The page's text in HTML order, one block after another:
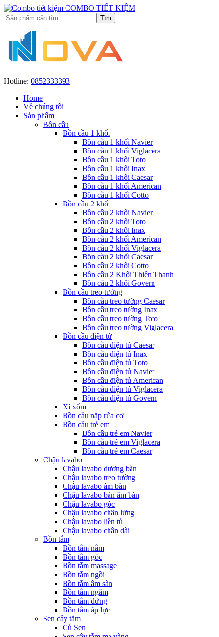
COMBO TIẾT KIỆM
Hotline: 0852333393
Home
Về chúng tôi
Sản phẩm
Bồn cầu
Bồn cầu 1 khối
Bồn cầu 1 khối Navier
Bồn cầu 1 khối Viglacera
Bồn cầu 1 khối Toto
Bồn cầu 1 khối Inax
Bồn cầu 1 khối Caesar
Bồn cầu 1 khối American
Bồn cầu 1 khối Cotto
Bồn cầu 2 khối
Bồn cầu 2 khối Navier
Bồn cầu 2 khối Toto
Bồn cầu 2 khối Inax
Bồn cầu 2 khối American
Bồn cầu 2 khối Viglacera
Bồn cầu 2 khối Caesar
Bồn cầu 2 khối Cotto
Bồn cầu 2 Khối Thiên Thanh
Bồn cầu 2 khối Govern
Bồn cầu treo tường
Bồn cầu treo tường Caesar
Bồn cầu treo tường Inax
Bồn cầu treo tường Toto
Bồn cầu treo tường Viglacera
Bồn cầu điện tử
Bồn cầu điện tử Caesar
Bồn cầu điện tử Inax
Bồn cầu điện tử Toto
Bồn cầu điện tử Navier
Bồn cầu điện tử American
Bồn cầu điện tử Viglacera
Bồn cầu điện tử Govern
Xí xổm
Bồn cầu nắp rửa cơ
Bồn cầu trẻ em
Bồn cầu trẻ em Navier
Bồn cầu trẻ em Viglacera
Bồn cầu trẻ em Caesar
Chậu lavabo
Chậu lavabo dương bàn
Chậu lavabo treo tường
Chậu lavabo âm bàn
Chậu lavabo bán âm bàn
Chậu lavabo góc
Chậu lavabo chân lửng
Chậu lavabo liền tủ
Chậu lavabo chân dài
Bồn tắm
Bồn tắm nằm
Bồn tắm góc
Bồn tắm massage
Bồn tắm ngồi
Bồn tắm âm sàn
Bồn tắm ngâm
Bồn tắm đứng
Bồn tắm áp lực
Sen cây tắm
Củ Sen